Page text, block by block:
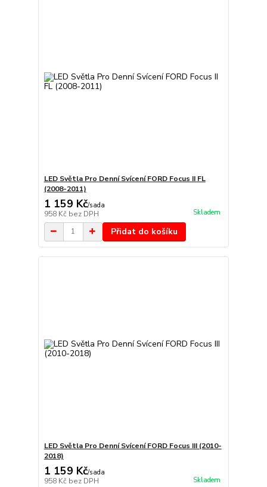
LED Světla Pro Denní Svícení FORD Focus II FL
(2008-2011)
1 159 Kč/sada
958 Kč bez DPH Skladem
Přidat do košíku
LED Světla Pro Denní Svícení FORD Focus III (2010-
2018)
1 159 Kč/sada
958 Kč bez DPH Skladem